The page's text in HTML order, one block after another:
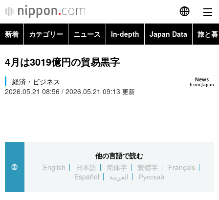
English
カテゴリー
新着 カテゴリー ニュース In-depth Japan Data 旅と
政治・外交
経済・ビジネス Images
4月は3019億円の貿易黒字
News
from Japan
経済・ビジネス
2026.05.21 08:56 / 2026.05.21 09:13 更新
他の言語で読む
English
日本語 简体字 繁體字
Français
Español
العربية Русский